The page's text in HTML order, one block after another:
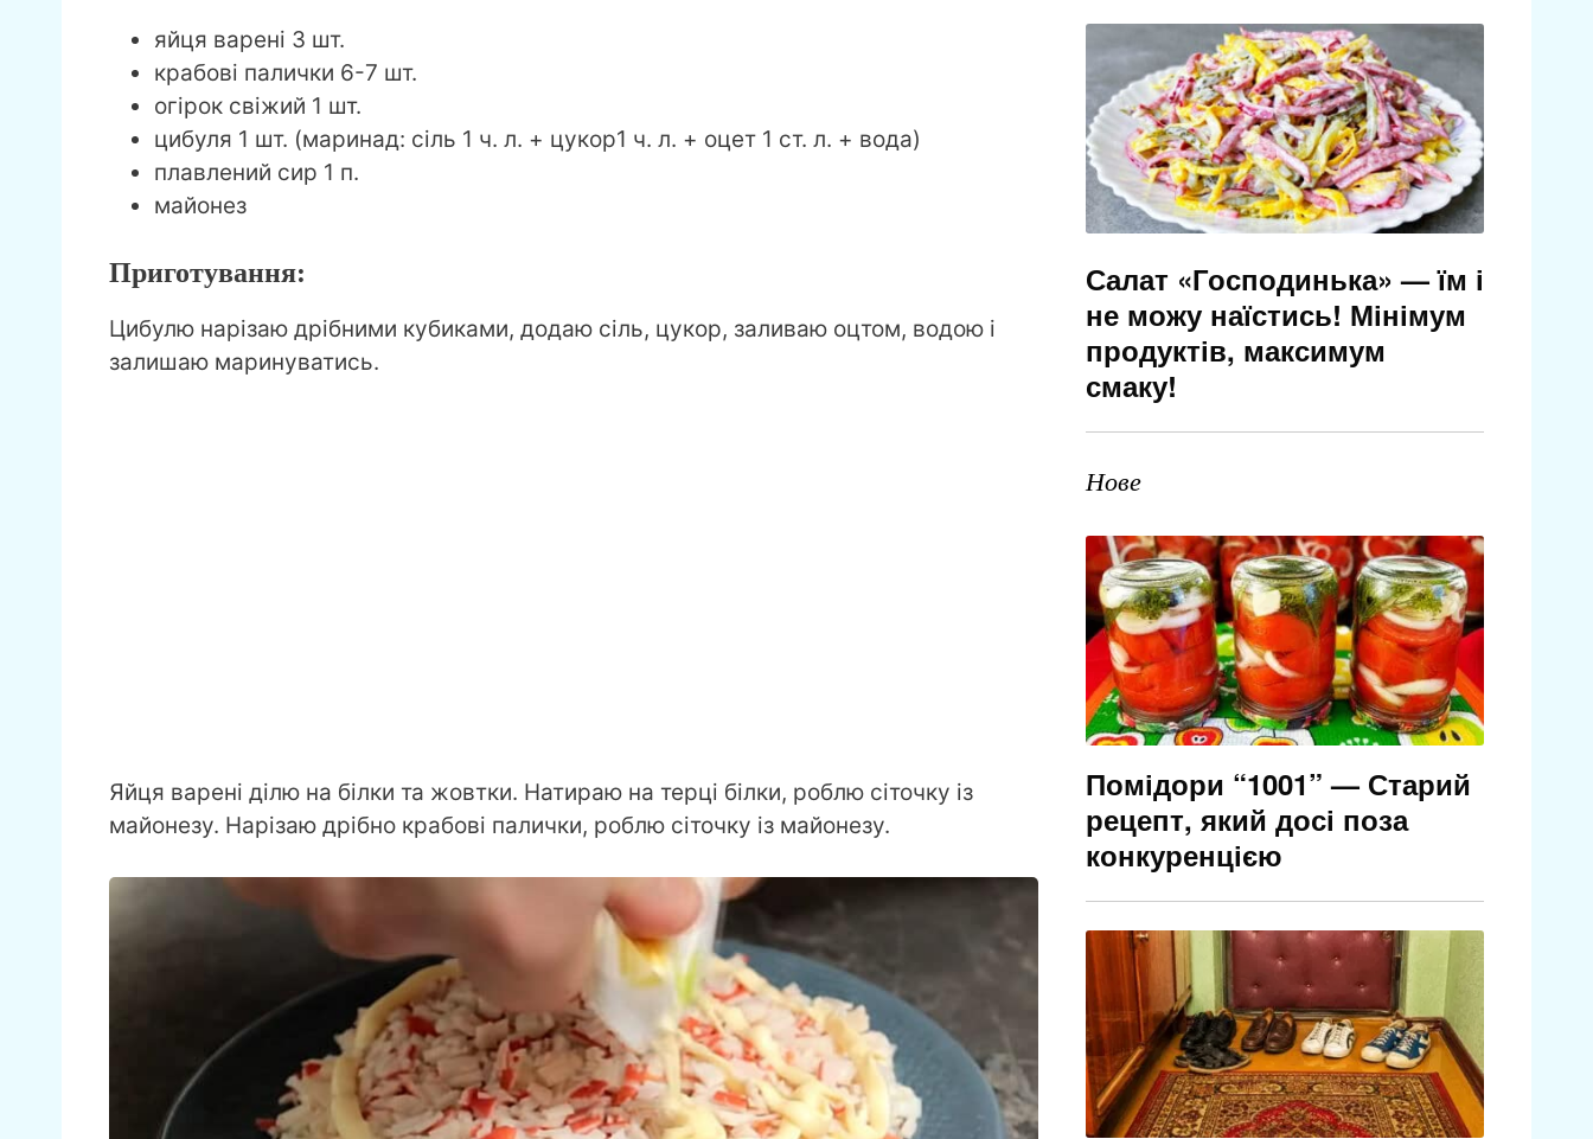
яйця варені 3 шт.
крабові палички 6-7 шт.
огірок свіжий 1 шт.
цибуля 1 шт. (маринад: сіль 1 ч. л. + цукор1 ч. л. + оцет 1 ст. л. + вода)
плавлений сир 1 п.
майонез
Приготування:
Цибулю нарізаю дрібними кубиками, додаю сіль, цукор, заливаю оцтом, водою і
залишаю маринуватись.
Яйця варені ділю на білки та жовтки. Натираю на терці білки, роблю сіточку із
майонезу. Нарізаю дрібно крабові палички, роблю сіточку із майонезу.
Салат «Господинька» — їм і
не можу наїстись! Мінімум
продуктів, максимум
смаку!
Нове
Помідори “1001” — Старий
рецепт, який досі поза
конкуренцією